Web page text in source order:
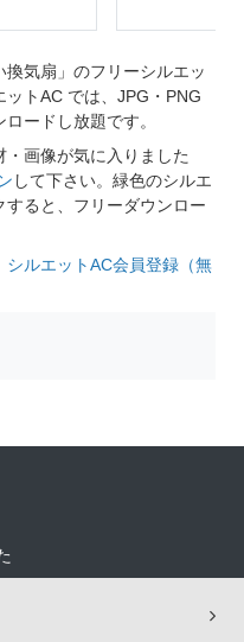
気扇」のフリーシルエッ
ットAC では、JPG・PNG
ードし放題です。
画像が気に入りました
して下さい。緑色のシルエ
ると、フリーダウンロー
シルエットAC会員登録（無